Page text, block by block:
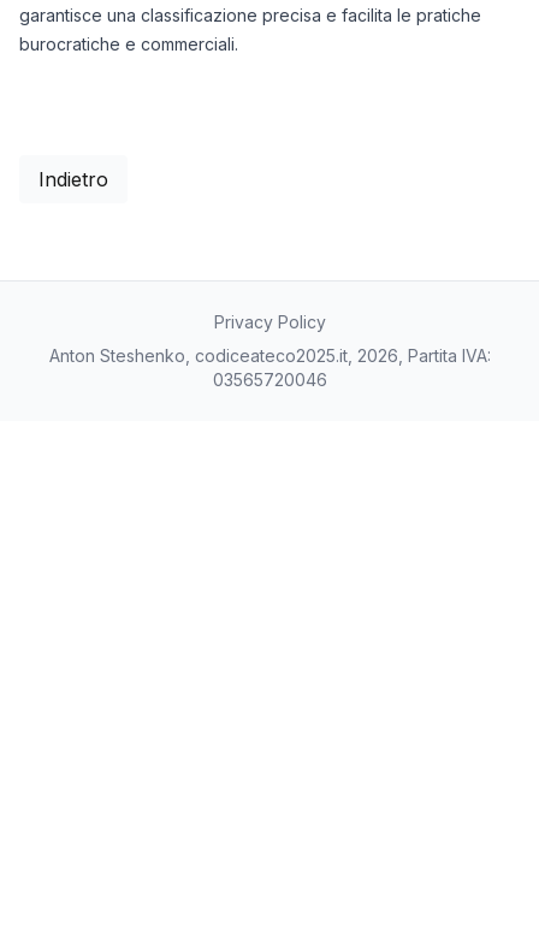
garantisce una classificazione precisa e facilita le pratiche
burocratiche e commerciali.
Indietro
Privacy Policy
Anton Steshenko, codiceateco2025.it, 2026, Partita IVA:
03565720046